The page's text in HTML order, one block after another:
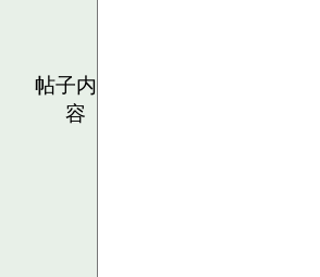
帖子内
容